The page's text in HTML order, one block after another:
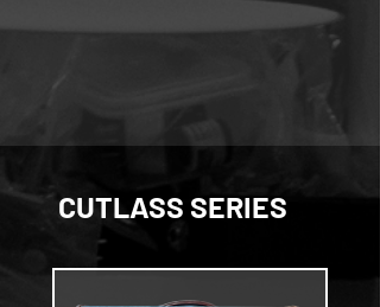
CUTLASS SERIES